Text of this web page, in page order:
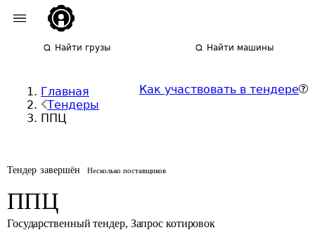
Найти грузы Найти машины
Главная
Тендеры
ППЦ
Как участвовать в тендере
Тендер завершён Несколько поставщиков
ППЦ
Государственный тендер, Запрос котировок